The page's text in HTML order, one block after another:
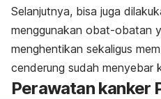
Selanjutnya, bisa juga
menggunakan obat-obatan
menghentikan sekaligus
cenderung sudah menyebar
Perawatan kanker